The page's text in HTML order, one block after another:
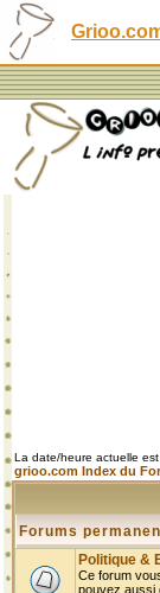
La date/heure actuelle
grioo.com Index du
Forums
Politique &
Ce forum
pouvez aussi